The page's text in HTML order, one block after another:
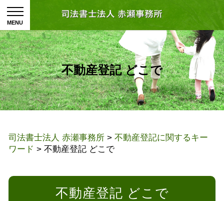
不動産登記 どこで
司法書士法人 赤瀬事務所 > 不動産登記に関するキー
ワード > 不動産登記 どこで
不動産登記 どこで